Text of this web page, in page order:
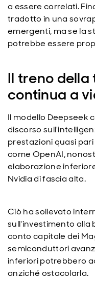
a essere correlati.
tradotto in una
emergenti, ma se la
potrebbe essere
Il treno
continua a
Il modello Deepseek
discorso
prestazioni quasi
come OpenAI,
elaborazione
Nvidia di fascia alta.
Ciò ha sollevato
sull'investimento alla
conto capitale dei
semiconduttori
inferiori potrebbero
anziché ostacolarla.